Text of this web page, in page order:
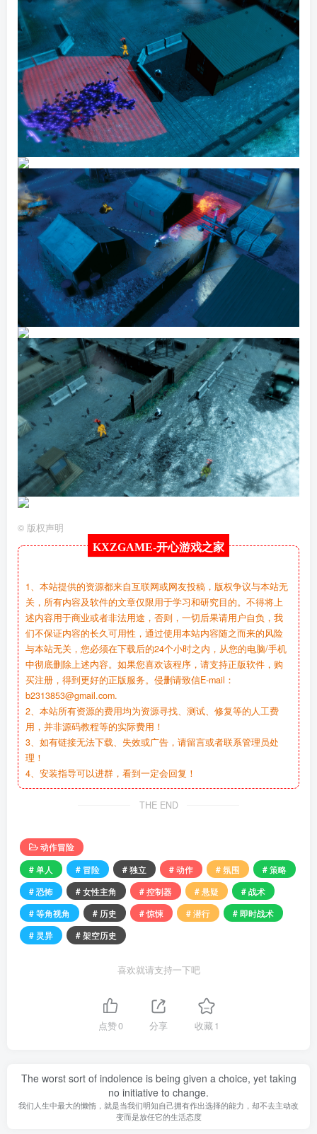
© 版权声明
KXZGAME-开心游戏之家
1、本站提供的资源都来自互联网或网友投稿，版权争议与本站无
关，所有内容及软件的文章仅限用于学习和研究目的。不得将上
述内容用于商业或者非法用途，否则，一切后果请用户自负，我
们不保证内容的长久可用性，通过使用本站内容随之而来的风险
与本站无关，您必须在下载后的24个小时之内，从您的电脑/手机
中彻底删除上述内容。如果您喜欢该程序，请支持正版软件，购
买注册，得到更好的正版服务。侵删请致信E-mail：
b2313853@gmail.com.
2、本站所有资源的费用均为资源寻找、测试、修复等的人工费
用，并非源码教程等的实际费用！
3、如有链接无法下载、失效或广告，请留言或者联系管理员处
理！
4、安装指导可以进群，看到一定会回复！
THE END
动作冒险
# 单人
# 冒险 # 独立 # 动作 # 氛围
# 策略
# 恐怖
# 女性主角 # 控制器 # 悬疑
# 战术
# 等角视角
# 历史 # 惊悚 # 潜行
# 即时战术
# 灵异
# 架空历史
喜欢就请支持一下吧
点赞0 分享 收藏1
The worst sort of indolence is being given a choice, yet taking
no initiative to change.
我们人生中最大的懒惰，就是当我们明知自己拥有作出选择的能力，却不去主动改
变而是放任它的生活态度